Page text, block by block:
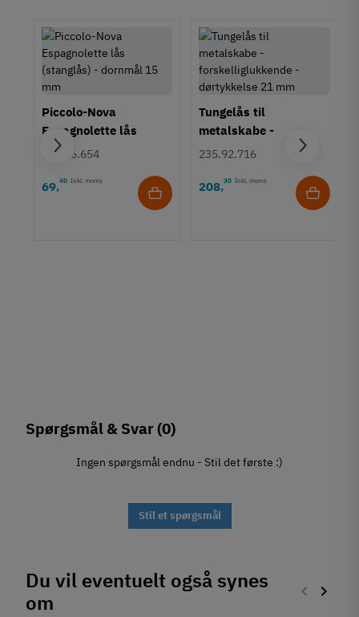
Piccolo-Nova
Espagnolette lås
(stanglås) - dornmål
225.56.654
69,40 Inkl. moms
Tungelås til
metalskabe -
forskelliglukkende -
235.92.716
208,30 Inkl. moms
Spørgsmål & Svar(0)
Ingen spørgsmål endnu - Stil det første :)
Stil et spørgsmål
Du vil eventuelt også synes
om
Forrige
keyboard_arrow_left Næste
keyboard_arrow_right